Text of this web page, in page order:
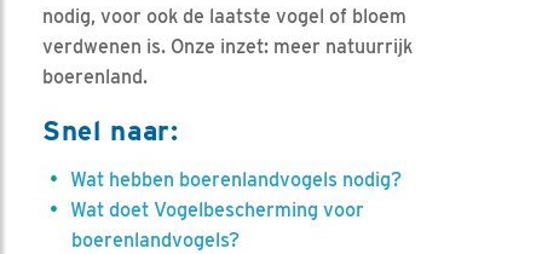
nodig, voor ook de laatste vogel of bloem
verdwenen is. Onze inzet: meer natuurrijk
boerenland.
Snel naar:
Wat hebben boerenlandvogels nodig?
Wat doet Vogelbescherming voor
boerenlandvogels?